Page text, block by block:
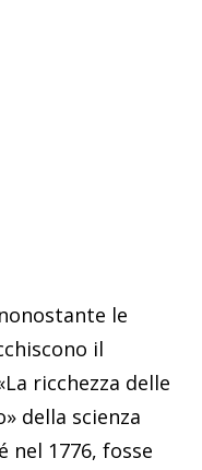
le
il
ricchezza delle
della scienza
nel 1776, fosse